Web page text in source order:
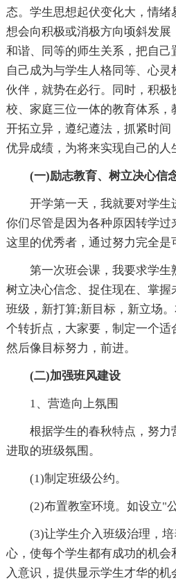
态。学生思想起伏变化大，情绪
想会向积极或消极方向顷斜发展
和谐、同等的师生关系，把自己
自己成为与学生人格同等、心
伙伴，就势在必行。同时，积极
校、家庭三位一体的教育体系，
开拓立异，遵纪遵法，抓紧时
优异成绩，为将来实现自己的人
(一)励志教育、树立决心信
开学第一天，我就要对学
你们尽管是因为各种原因转学过
这里的优秀者，通过努力完全是
第一次班会课，我要求学
树立决心信念、捉住现在、掌
班级，新打算;新目标，新立场
个转折点，大家要，制定一个适
然后像目标努力，前进。
(二)加强班风建设
1、营造向上氛围
根据学生的春秋特点，努力
进取的班级氛围。
(1)制定班级公约。
(2)布置教室环境。如设立"
(3)让学生介入班级治理，
心，使每个学生都有成功的机会
入意识，提供显示学生才华的